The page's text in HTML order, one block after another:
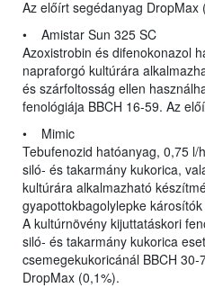
Az előírt segédanyag DropMax
• Amistar Sun 325 SC
Azoxistrobin és difenokonazol
napraforgó kultúrára
és szárfoltosság ellen
fenológiája BBCH 16-59. Az
• Mimic
Tebufenozid hatóanyag, 0,75
siló- és takarmány kukorica,
kultúrára alkalmazható
gyapottokbagolylepke
A kultúrnövény kijuttatáskori
siló- és takarmány kukorica
csemegekukoricánál BBCH
DropMax (0,1%).